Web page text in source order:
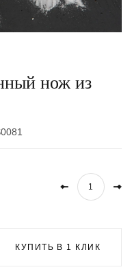
нож из
КУПИТЬ В 1 КЛИК